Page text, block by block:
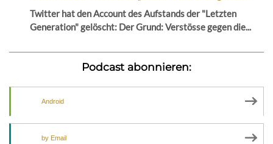
Twitter hat den Account des Aufstands der "Letzten
Generation" gelöscht: Der Grund: Verstösse gegen die...
Podcast abonnieren:
Android
by Email